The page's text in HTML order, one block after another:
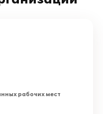
рабочих мест